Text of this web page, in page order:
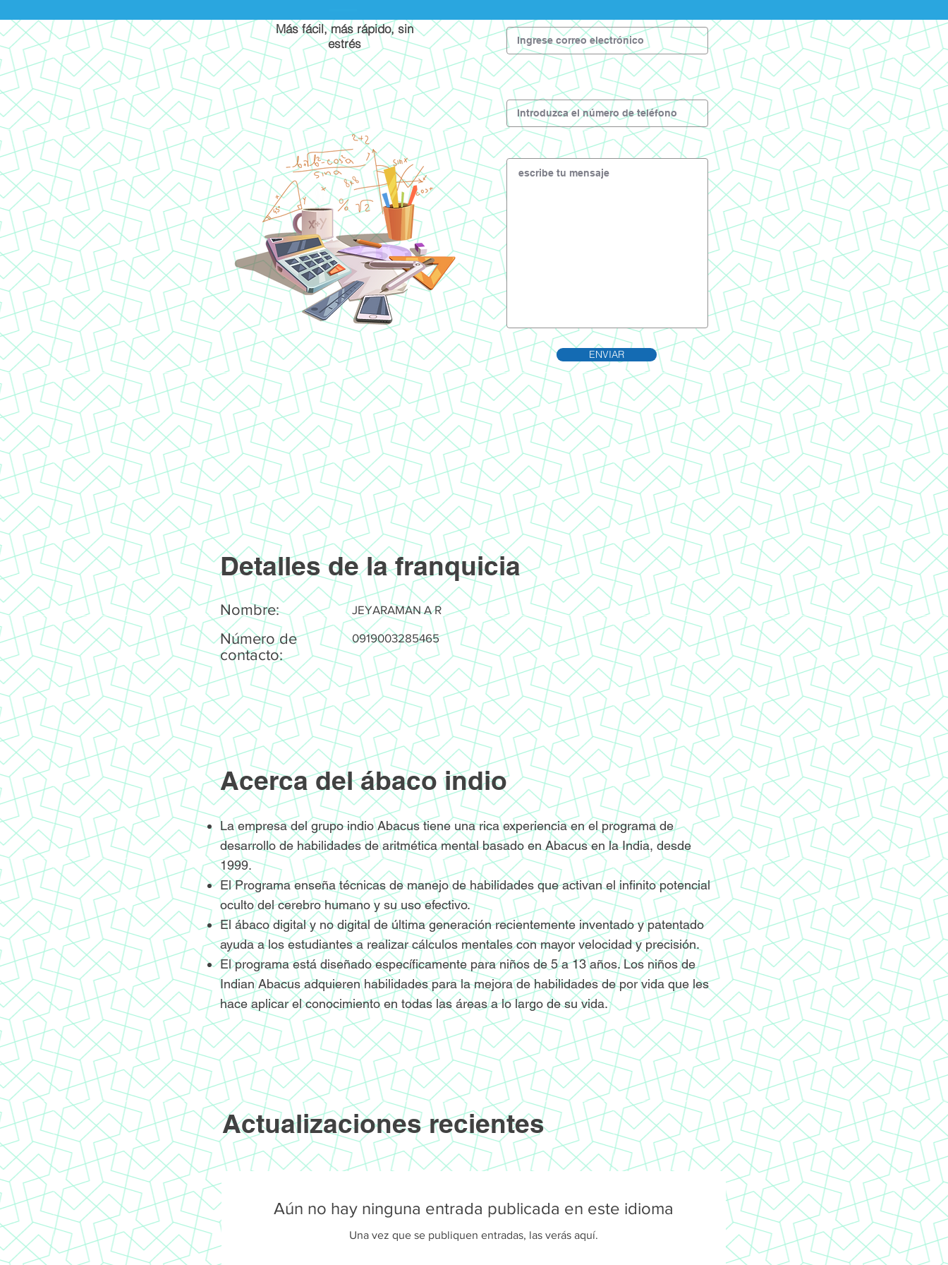
Más fácil, más rápido, sin
estrés
ENVIAR
Detalles de la franquicia
Nombre:
Número de
contacto:
JEYARAMAN A R
0919003285465
Acerca del ábaco indio
La empresa del grupo indio Abacus tiene una rica experiencia en el programa de
desarrollo de habilidades de aritmética mental basado en Abacus en la India, desde
1999.
El Programa enseña técnicas de manejo de habilidades que activan el infinito potencial
oculto del cerebro humano y su uso efectivo.
El ábaco digital y no digital de última generación recientemente inventado y patentado
ayuda a los estudiantes a realizar cálculos mentales con mayor velocidad y precisión.
El programa está diseñado específicamente para niños de 5 a 13 años. Los niños de
Indian Abacus adquieren habilidades para la mejora de habilidades de por vida que les
hace aplicar el conocimiento en todas las áreas a lo largo de su vida.
Actualizaciones recientes
Aún no hay ninguna entrada publicada en este idioma
Una vez que se publiquen entradas, las verás aquí.